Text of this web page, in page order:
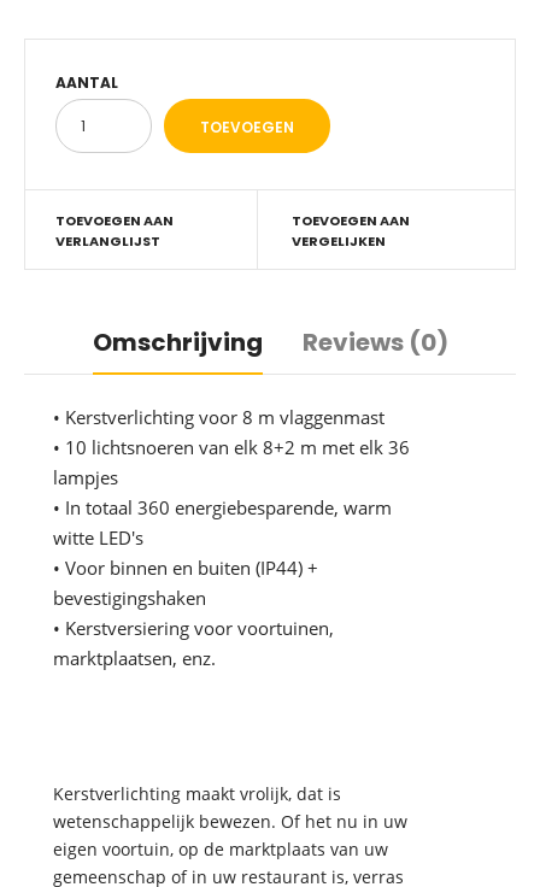
AANTAL
TOEVOEGEN AAN
VERLANGLIJST
TOEVOEGEN AAN
VERGELIJKEN
Omschrijving Reviews (0)
• Kerstverlichting voor 8 m vlaggenmast
• 10 lichtsnoeren van elk 8+2 m met elk 36
lampjes
• In totaal 360 energiebesparende, warm
witte LED's
• Voor binnen en buiten (IP44) +
bevestigingshaken
• Kerstversiering voor voortuinen,
marktplaatsen, enz.
Kerstverlichting maakt vrolijk, dat is
wetenschappelijk bewezen. Of het nu in uw
eigen voortuin, op de marktplaats van uw
gemeenschap of in uw restaurant is, verras